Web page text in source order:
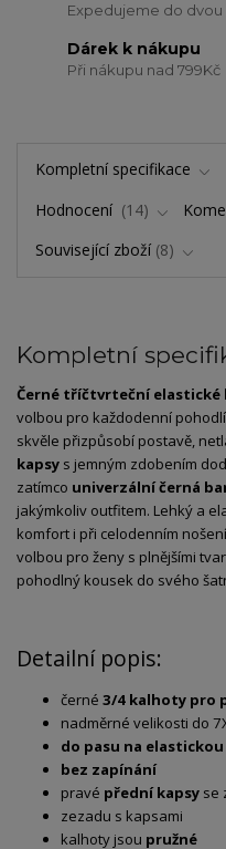
Expedujeme do dvou
Dárek k nákupu
Při nákupu nad 799Kč
Kompletní specifikace
Hodnocení
14
Související zboží 8
Kompletní
Černé tříčtvrteční elastické
volbou pro každodenní
skvěle přizpůsobí postavě,
kapsy s jemným zdobením
zatímco univerzální černá
jakýmkoliv outfitem. Lehký a
komfort i při celodenním
volbou pro ženy s plnějšími
pohodlný kousek do svého
Detailní popis:
černé 3/4 kalhoty pro
nadměrné velikosti do
do pasu na
bez zapínání
pravé přední kapsy se
zezadu s kapsami
kalhoty jsou pružné